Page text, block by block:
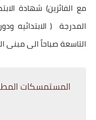
مع الفائزين) شهادة
المدرجة ( الابتدائيه
التاسعة صباحاً الى مبنى
المستمسكات